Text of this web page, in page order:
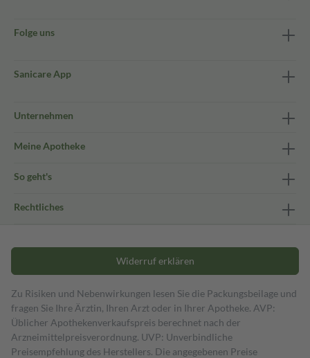
Folge uns
Sanicare App
Unternehmen
Meine Apotheke
So geht's
Rechtliches
Widerruf erklären
Zu Risiken und Nebenwirkungen lesen Sie die Packungsbeilage und
fragen Sie Ihre Ärztin, Ihren Arzt oder in Ihrer Apotheke. AVP:
Üblicher Apothekenverkaufspreis berechnet nach der
Arzneimittelpreisverordnung. UVP: Unverbindliche
Preisempfehlung des Herstellers. Die angegebenen Preise